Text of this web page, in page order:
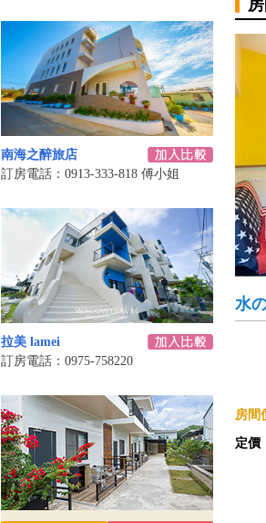
南海之醉旅店
訂房電話：0913-333-818 傅小姐
拉美 lamei
訂房電話：0975-758220
水
房間
定價